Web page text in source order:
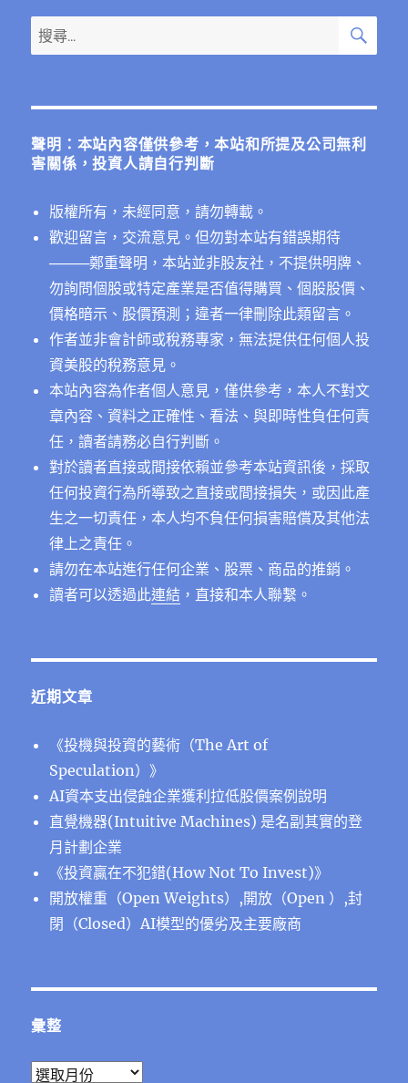
市
科
巨
擘〉
搜
尋
鍵
搜
聲明：本站內容僅供參考，本站和所提及公司無利
害關係，投資人請自行判斷
版權所有，未經同意，請勿轉載。
歡迎留言，交流意見。但勿對本站有錯誤期待
────鄭重聲明，本站並非股友社，不提供明牌、
勿詢問個股或特定產業是否值得購買、個股股價、
價格暗示、股價預測；違者一律刪除此類留言。
作者並非會計師或稅務專家，無法提供任何個人投
資美股的稅務意見。
本站內容為作者個人意見，僅供參考，本人不對文
章內容、資料之正確性、看法、與即時性負任何責
任，讀者請務必自行判斷。
對於讀者直接或間接依賴並參考本站資訊後，採取
任何投資行為所導致之直接或間接損失，或因此產
生之一切責任，本人均不負任何損害賠償及其他法
律上之責任。
請勿在本站進行任何企業、股票、商品的推銷。
讀者可以透過此連結 ，直接和本人聯繫。
近期文章
《投機與投資的藝術（The Art of
Speculation）》
AI資本支出侵蝕企業獲利拉低股價案例說明
直覺機器(Intuitive Machines) 是名副其實的登
月計劃企業
《投資贏在不犯錯(How Not To Invest)》
開放權重（Open Weights）,開放（Open ）,封
閉（Closed）AI模型的優劣及主要廠商
彙整
彙